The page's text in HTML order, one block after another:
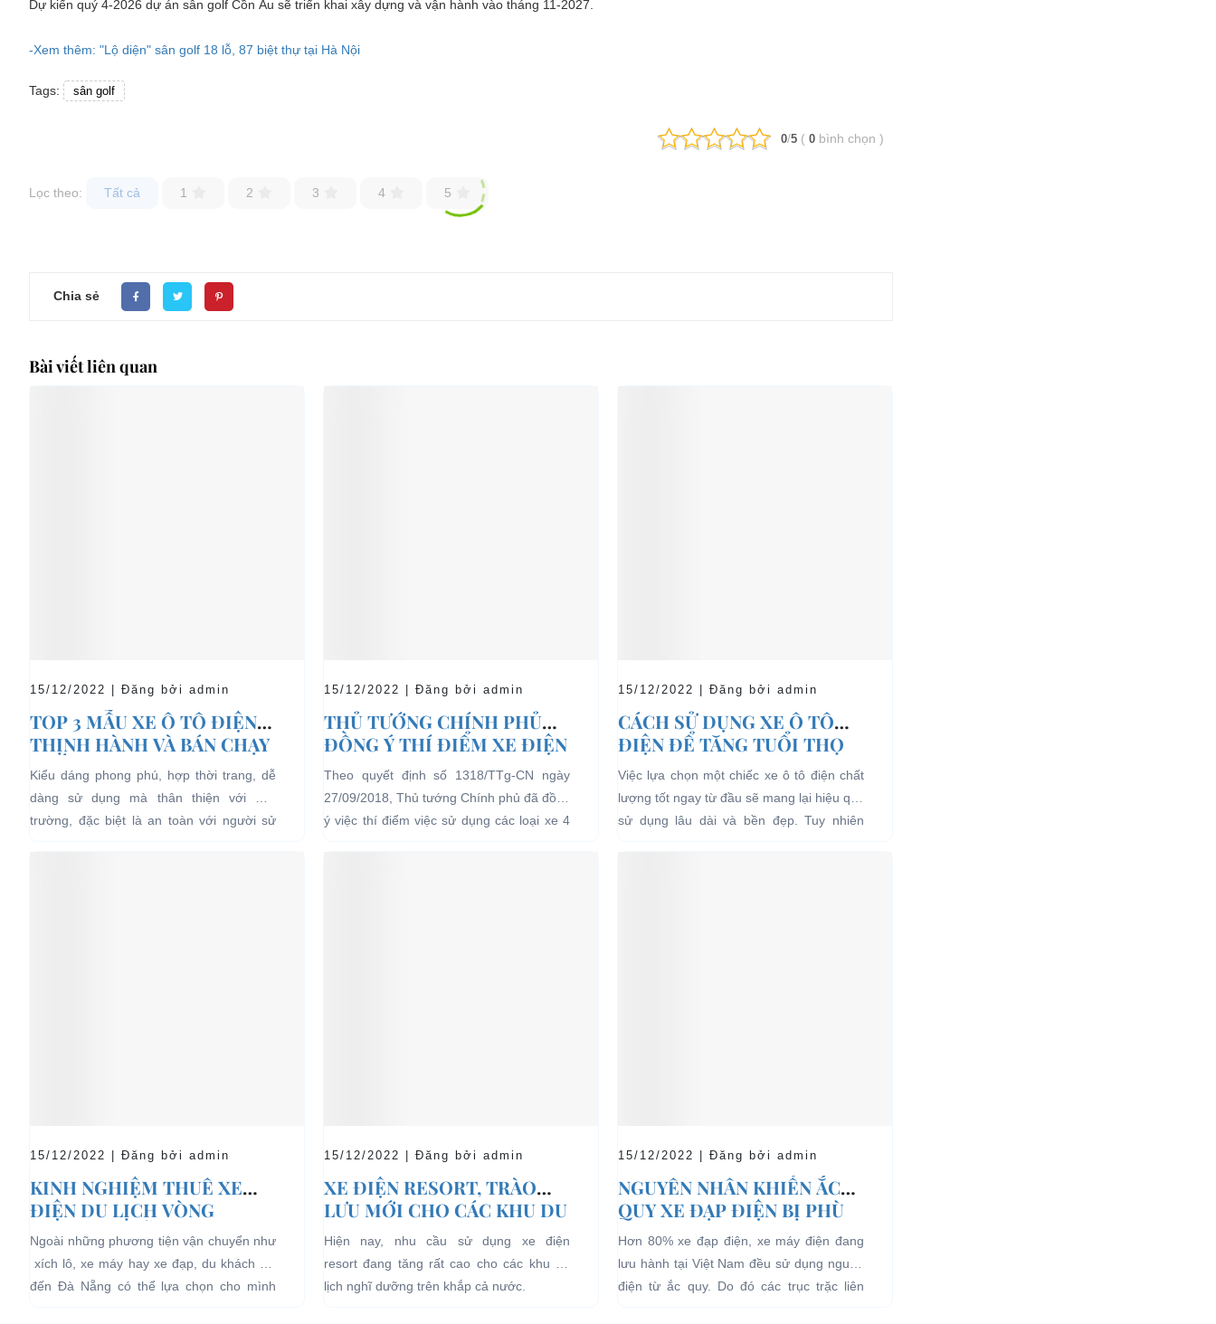
Dự kiến quý 4-2026 dự án sân golf Cồn Ấu sẽ triển khai xây dựng và vận hành vào tháng 11-2027.
-Xem thêm: "Lộ diện" sân golf 18 lỗ, 87 biệt thự tại Hà Nội
Tags: sân golf
0/5 ( 0 bình chọn )
Lọc theo: Tất cả 1 2 3 4 5
Chia sẻ
Bài viết liên quan
15/12/2022 | Đăng bởi admin
TOP 3 MẪU XE Ô TÔ ĐIỆN
THỊNH HÀNH VÀ BÁN CHẠY
NHẤT HIỆN NAY
Kiểu dáng phong phú, hợp thời trang, dễ
dàng sử dụng mà thân thiện với môi
trường, đặc biệt là an toàn với người sử
15/12/2022 | Đăng bởi admin
THỦ TƯỚNG CHÍNH PHỦ
ĐỒNG Ý THÍ ĐIỂM XE ĐIỆN
04 BÁNH CHỞ KHÁCH DU
LỊCH TẠI CÁC KHU VỰC
HẠN CHẾ
Theo quyết định số 1318/TTg-CN ngày
27/09/2018, Thủ tướng Chính phủ đã đồng
ý việc thí điểm việc sử dụng các loại xe 4
15/12/2022 | Đăng bởi admin
CÁCH SỬ DỤNG XE Ô TÔ
ĐIỆN ĐỂ TĂNG TUỔI THỌ
CHO XE
Việc lựa chọn một chiếc xe ô tô điện chất
lượng tốt ngay từ đầu sẽ mang lại hiệu quả
sử dụng lâu dài và bền đẹp. Tuy nhiên
15/12/2022 | Đăng bởi admin
KINH NGHIỆM THUÊ XE
ĐIỆN DU LỊCH VÒNG
QUANH ĐÀ NẴNG
Ngoài những phương tiện vận chuyển như
xích lô, xe máy hay xe đạp, du khách khi
đến Đà Nẵng có thể lựa chọn cho mình
15/12/2022 | Đăng bởi admin
XE ĐIỆN RESORT, TRÀO
LƯU MỚI CHO CÁC KHU DU
LỊCH NGHĨ DƯỠNG.
Hiện nay, nhu cầu sử dụng xe điện
resort đang tăng rất cao cho các khu du
lịch nghĩ dưỡng trên khắp cả nước.
15/12/2022 | Đăng bởi admin
NGUYÊN NHÂN KHIẾN ẮC
QUY XE ĐẠP ĐIỆN BỊ PHÙ
Hơn 80% xe đạp điện, xe máy điện đang
lưu hành tại Việt Nam đều sử dụng nguồn
điện từ ắc quy. Do đó các trục trặc liên